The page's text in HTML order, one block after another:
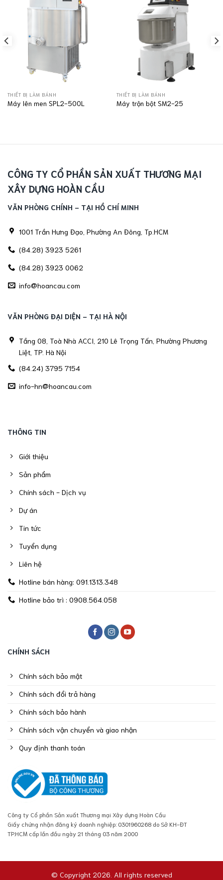
THIẾT BỊ LÀM BÁNH
Máy lên men SPL2-500L
THIẾT BỊ LÀM BÁNH
Máy trộn bột SM2-25
CÔNG TY CỔ PHẦN SẢN XUẤT THƯƠNG MẠI
XÂY DỰNG HOÀN CẦU
VĂN PHÒNG CHÍNH - TẠI HỒ CHÍ MINH
1001 Trần Hưng Đạo, Phường An Đông, Tp.HCM
(84.28) 3923 5261
(84.28) 3923 0062
info@hoancau.com
VĂN PHÒNG ĐẠI DIỆN - TẠI HÀ NỘI
Tầng 08, Toà Nhà ACCI, 210 Lê Trọng Tấn, Phường Phương
Liệt, TP. Hà Nội
(84.24) 3795 7154
info-hn@hoancau.com
THÔNG TIN
Giới thiệu
Sản phẩm
Chính sách - Dịch vụ
Dự án
Tin tức
Tuyển dụng
Liên hệ
Hotline bán hàng: 091.1313.348
Hotline bảo trì : 0908.564.058
CHÍNH SÁCH
Chính sách bảo mật
Chính sách đổi trả hàng
Chính sách bảo hành
Chính sách vận chuyển và giao nhận
Quy định thanh toán
Công ty Cổ phần Sản xuất Thương mại Xây dựng Hoàn Cầu
Giấy chứng nhận đăng ký doanh nghiệp: 0301960268 do Sở KH-ĐT
TP.HCM cấp lần đầu ngày 21 tháng 03 năm 2000
© Copyright 2026. All rights reserved